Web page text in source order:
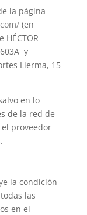
la página
(en
y
Llerma, 15
en lo
de la red de
proveedor
la condición
las
en el